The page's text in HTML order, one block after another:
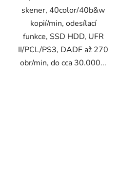
skener, 40color/40b&w
kopií/min, odesílací
funkce, SSD HDD, UFR
II/PCL/PS3, DADF až 270
obr/min, do cca 30.000...